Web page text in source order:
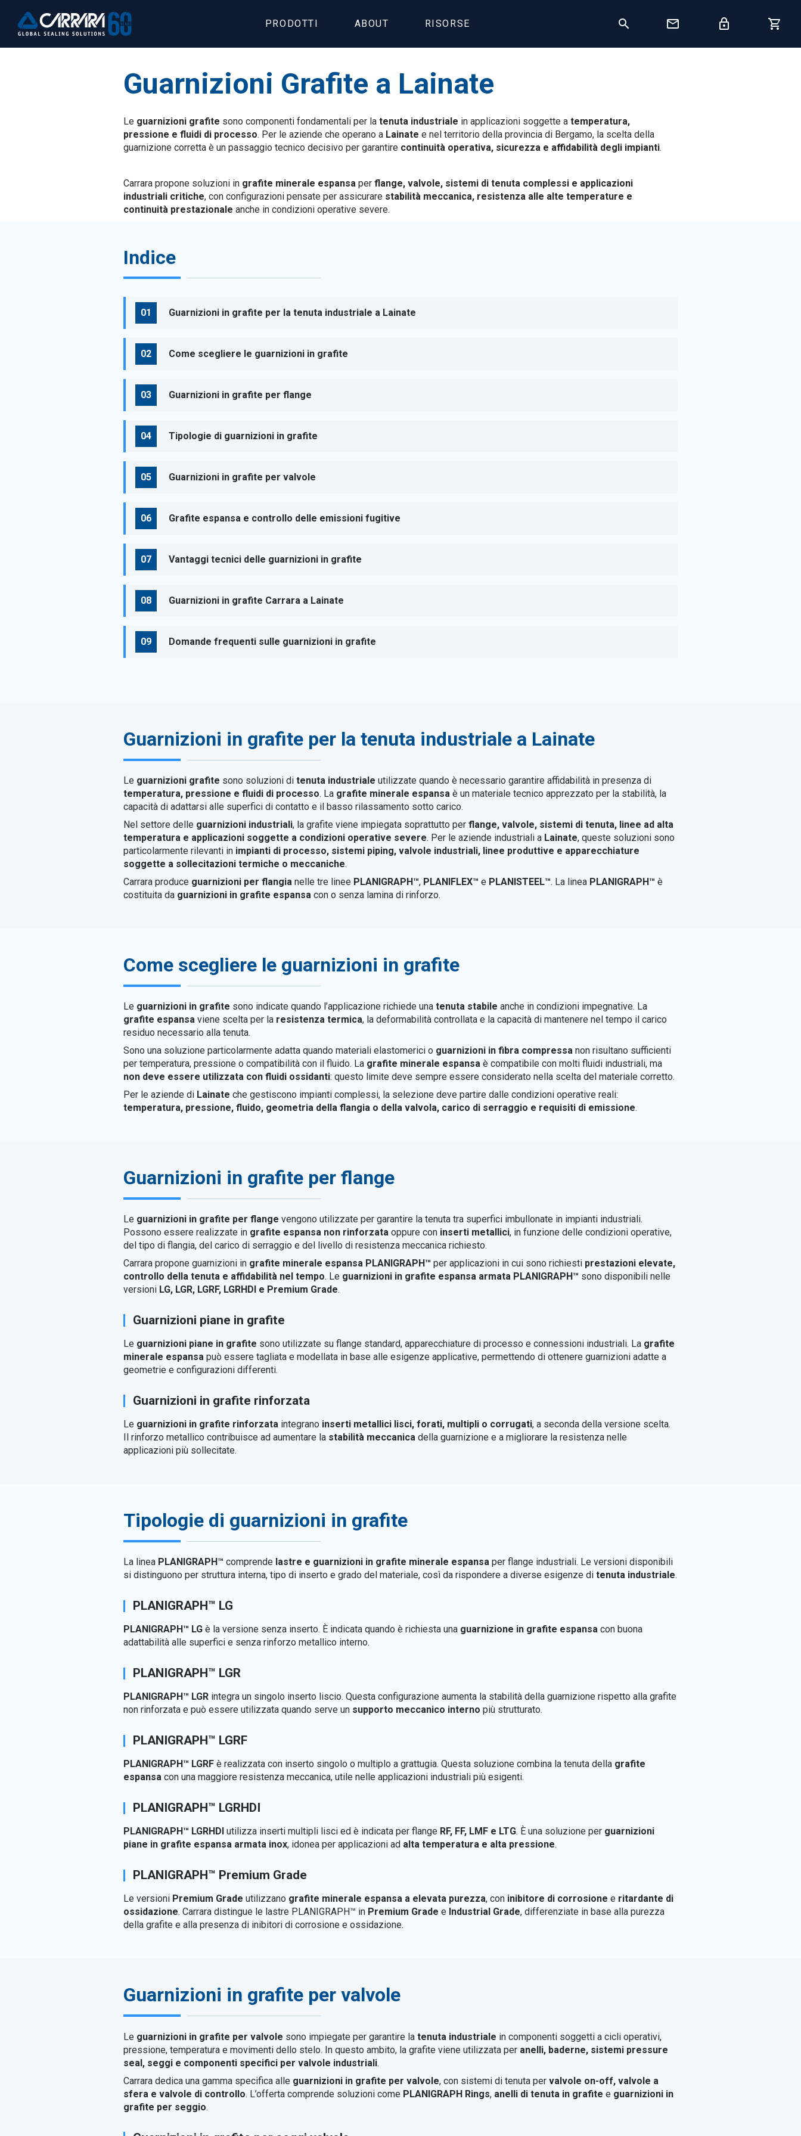
PRODOTTI ABOUT RISORSE
Guarnizioni Grafite a Lainate
Le guarnizioni grafite sono componenti fondamentali per la tenuta industriale in applicazioni soggette a temperatura,
pressione e fluidi di processo. Per le aziende che operano a Lainate e nel territorio della provincia di Bergamo, la scelta della
guarnizione corretta è un passaggio tecnico decisivo per garantire continuità operativa, sicurezza e affidabilità degli impianti.
Carrara propone soluzioni in grafite minerale espansa per flange, valvole, sistemi di tenuta complessi e applicazioni
industriali critiche, con configurazioni pensate per assicurare stabilità meccanica, resistenza alle alte temperature e
continuità prestazionale anche in condizioni operative severe.
Indice
Guarnizioni in grafite per la tenuta industriale a Lainate
Come scegliere le guarnizioni in grafite
Guarnizioni in grafite per flange
Tipologie di guarnizioni in grafite
Guarnizioni in grafite per valvole
Grafite espansa e controllo delle emissioni fugitive
Vantaggi tecnici delle guarnizioni in grafite
Guarnizioni in grafite Carrara a Lainate
Domande frequenti sulle guarnizioni in grafite
Guarnizioni in grafite per la tenuta industriale a Lainate
Le guarnizioni grafite sono soluzioni di tenuta industriale utilizzate quando è necessario garantire affidabilità in presenza di
temperatura, pressione e fluidi di processo. La grafite minerale espansa è un materiale tecnico apprezzato per la stabilità, la
capacità di adattarsi alle superfici di contatto e il basso rilassamento sotto carico.
Nel settore delle guarnizioni industriali, la grafite viene impiegata soprattutto per flange, valvole, sistemi di tenuta, linee ad alta
temperatura e applicazioni soggette a condizioni operative severe. Per le aziende industriali a Lainate, queste soluzioni sono
particolarmente rilevanti in impianti di processo, sistemi piping, valvole industriali, linee produttive e apparecchiature
soggette a sollecitazioni termiche o meccaniche.
Carrara produce guarnizioni per flangia nelle tre linee PLANIGRAPH™, PLANIFLEX™ e PLANISTEEL™. La linea PLANIGRAPH™ è
costituita da guarnizioni in grafite espansa con o senza lamina di rinforzo.
Come scegliere le guarnizioni in grafite
Le guarnizioni in grafite sono indicate quando l’applicazione richiede una tenuta stabile anche in condizioni impegnative. La
grafite espansa viene scelta per la resistenza termica, la deformabilità controllata e la capacità di mantenere nel tempo il carico
residuo necessario alla tenuta.
Sono una soluzione particolarmente adatta quando materiali elastomerici o guarnizioni in fibra compressa non risultano sufficienti
per temperatura, pressione o compatibilità con il fluido. La grafite minerale espansa è compatibile con molti fluidi industriali, ma
non deve essere utilizzata con fluidi ossidanti: questo limite deve sempre essere considerato nella scelta del materiale corretto.
Per le aziende di Lainate che gestiscono impianti complessi, la selezione deve partire dalle condizioni operative reali:
temperatura, pressione, fluido, geometria della flangia o della valvola, carico di serraggio e requisiti di emissione.
Guarnizioni in grafite per flange
Le guarnizioni in grafite per flange vengono utilizzate per garantire la tenuta tra superfici imbullonate in impianti industriali.
Possono essere realizzate in grafite espansa non rinforzata oppure con inserti metallici, in funzione delle condizioni operative,
del tipo di flangia, del carico di serraggio e del livello di resistenza meccanica richiesto.
Carrara propone guarnizioni in grafite minerale espansa PLANIGRAPH™ per applicazioni in cui sono richiesti prestazioni elevate,
controllo della tenuta e affidabilità nel tempo. Le guarnizioni in grafite espansa armata PLANIGRAPH™ sono disponibili nelle
versioni LG, LGR, LGRF, LGRHDI e Premium Grade.
Guarnizioni piane in grafite
Le guarnizioni piane in grafite sono utilizzate su flange standard, apparecchiature di processo e connessioni industriali. La grafite
minerale espansa può essere tagliata e modellata in base alle esigenze applicative, permettendo di ottenere guarnizioni adatte a
geometrie e configurazioni differenti.
Guarnizioni in grafite rinforzata
Le guarnizioni in grafite rinforzata integrano inserti metallici lisci, forati, multipli o corrugati, a seconda della versione scelta.
Il rinforzo metallico contribuisce ad aumentare la stabilità meccanica della guarnizione e a migliorare la resistenza nelle
applicazioni più sollecitate.
Tipologie di guarnizioni in grafite
La linea PLANIGRAPH™ comprende lastre e guarnizioni in grafite minerale espansa per flange industriali. Le versioni disponibili
si distinguono per struttura interna, tipo di inserto e grado del materiale, così da rispondere a diverse esigenze di tenuta industriale.
PLANIGRAPH™ LG
PLANIGRAPH™ LG è la versione senza inserto. È indicata quando è richiesta una guarnizione in grafite espansa con buona
adattabilità alle superfici e senza rinforzo metallico interno.
PLANIGRAPH™ LGR
PLANIGRAPH™ LGR integra un singolo inserto liscio. Questa configurazione aumenta la stabilità della guarnizione rispetto alla grafite
non rinforzata e può essere utilizzata quando serve un supporto meccanico interno più strutturato.
PLANIGRAPH™ LGRF
PLANIGRAPH™ LGRF è realizzata con inserto singolo o multiplo a grattugia. Questa soluzione combina la tenuta della grafite
espansa con una maggiore resistenza meccanica, utile nelle applicazioni industriali più esigenti.
PLANIGRAPH™ LGRHDI
PLANIGRAPH™ LGRHDI utilizza inserti multipli lisci ed è indicata per flange RF, FF, LMF e LTG. È una soluzione per guarnizioni
piane in grafite espansa armata inox, idonea per applicazioni ad alta temperatura e alta pressione.
PLANIGRAPH™ Premium Grade
Le versioni Premium Grade utilizzano grafite minerale espansa a elevata purezza, con inibitore di corrosione e ritardante di
ossidazione. Carrara distingue le lastre PLANIGRAPH™ in Premium Grade e Industrial Grade, differenziate in base alla purezza
della grafite e alla presenza di inibitori di corrosione e ossidazione.
Guarnizioni in grafite per valvole
Le guarnizioni in grafite per valvole sono impiegate per garantire la tenuta industriale in componenti soggetti a cicli operativi,
pressione, temperatura e movimenti dello stelo. In questo ambito, la grafite viene utilizzata per anelli, baderne, sistemi pressure
seal, seggi e componenti specifici per valvole industriali.
Carrara dedica una gamma specifica alle guarnizioni in grafite per valvole, con sistemi di tenuta per valvole on-off, valvole a
sfera e valvole di controllo. L’offerta comprende soluzioni come PLANIGRAPH Rings, anelli di tenuta in grafite e guarnizioni in
grafite per seggio.